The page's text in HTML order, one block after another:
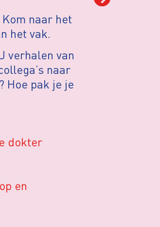
naar het
het vak.
verhalen van
naar
Hoe pak je je
dokter
en